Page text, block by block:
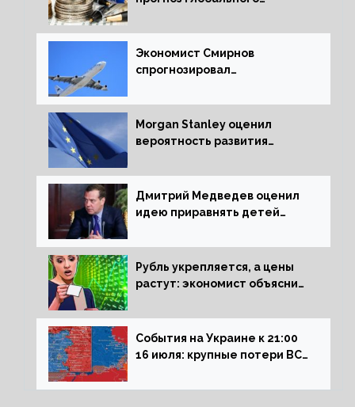
следующем отчете
Экономист Смирнов
спрогнозировал
России
Morgan Stanley оценил
вероятность развития
Дмитрий Медведев оценил
идею приравнять детей
Рубль укрепляется, а цены
растут: экономист объяснил
на рынок РФ
События на Украине к 21:00
16 июля: крупные потери ВСУ
обстреливает Донбасс из